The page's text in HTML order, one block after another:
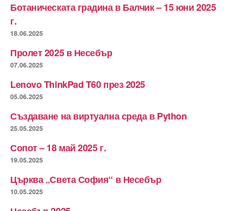
Ботаническата градина в Балчик – 15 юни 2025
г.
18.06.2025
Пролет 2025 в Несебър
07.06.2025
Lenovo ThinkPad T60 през 2025
05.06.2025
Създаване на виртуална среда в Python
25.05.2025
Сопот – 18 май 2025 г.
19.05.2025
Църква „Света София“ в Несебър
10.05.2025